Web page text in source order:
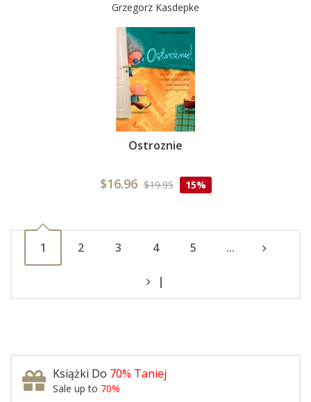
Grzegorz Kasdepke
Ostroznie
$16.96 $19.95 15%
1 2 3 4 5 ...
|
Książki Do 70% Taniej
Sale up to 70%